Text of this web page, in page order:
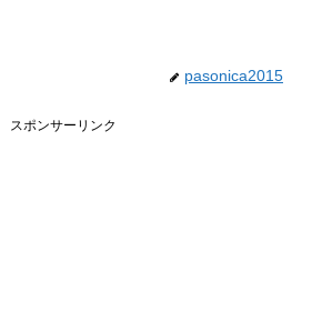
pasonica2015
スポンサーリンク